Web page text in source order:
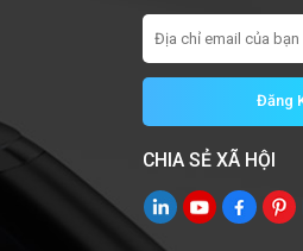
CHIA SẺ XÃ HỘI